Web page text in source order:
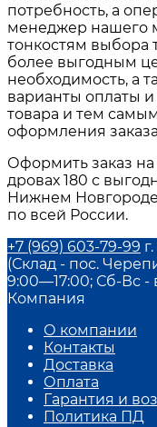
потребность, а
менеджер нашего
тонкостям выбора
более выгодным
необходимость, а
варианты оплаты и
товара и тем
оформления
Оформить заказ
дровах 180 с
Нижнем Новгороде
по всей России.
+7 (969) 603-79-99
(Склад - пос.
9:00—17:00; Сб-Вс -
Компания
О компании
Контакты
Доставка
Оплата
Гарантия и
Политика ПД